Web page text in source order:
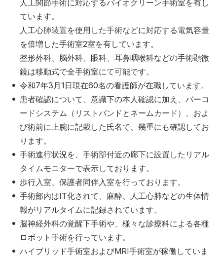
人工関節手術に対応するバイオクリーン手術室を有し
ています。
人工心肺装置を使用した手術などに対応する電気容量
を倍増した手術室2室を有しています。
整形外科、脳外科、眼科、耳鼻咽喉科などの手術顕微
鏡は移動式で全手術室にて可能です。
令和7年3月1日現在60名の看護師が在職しています。
患者確認について、意識下の本人確認に加え、バーコ
ードシステム（リストバンドとネームカード）、およ
び術前に上腕に記載した氏名で、幾重にも確認してお
ります。
手術進行状況を、手術部付近の廊下に設置したリアル
タイムモニターで表示しております。
歩行入室、保護者同伴入室を行っております。
手術部内はIT化されて、麻酔、人工心肺などの生体情
報がリアルタイムに記録されています。
脳神経外科の覚醒下手術や、様々な診療科による各種
ロボット手術を行っています。
ハイブリッド手術室およびMRI手術室が稼働していま